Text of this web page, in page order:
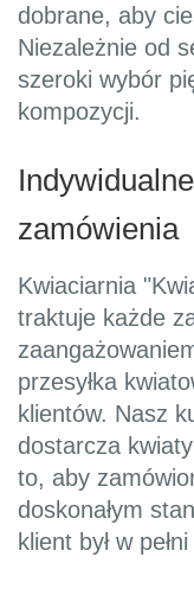
dobrane, aby
Niezależnie od
szeroki wybór
kompozycji.
zamówienia
Kwiaciarnia
traktuje każde
przesyłka
klientów. Nasz
dostarcza
to, aby
doskonałym
klient był w